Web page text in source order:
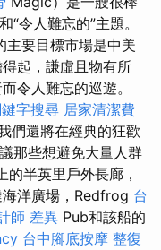
“令人難忘的”主題。
主要目標市場是中美
起，謙虛且物有所
令人難忘的巡遊。
字搜尋 居家清潔費
們還將在經典的狂歡
那些想避免大量人群
半英里戶外長廊，
洋廣場，Redfrog 台
師 差異 Pub和該船的
台中腳底按摩 整復